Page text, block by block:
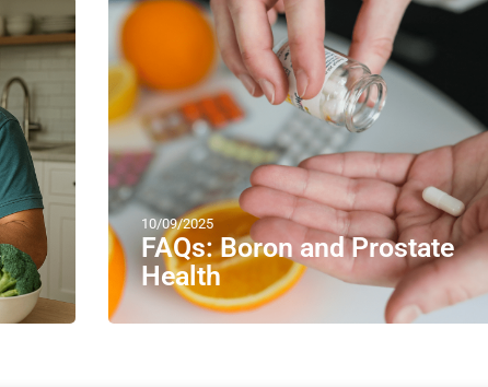
10/09/2025
FAQs: Boron and Prostate
Health